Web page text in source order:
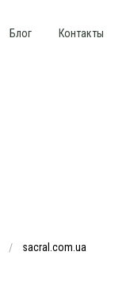
Блог Контакты
sacral.com.ua